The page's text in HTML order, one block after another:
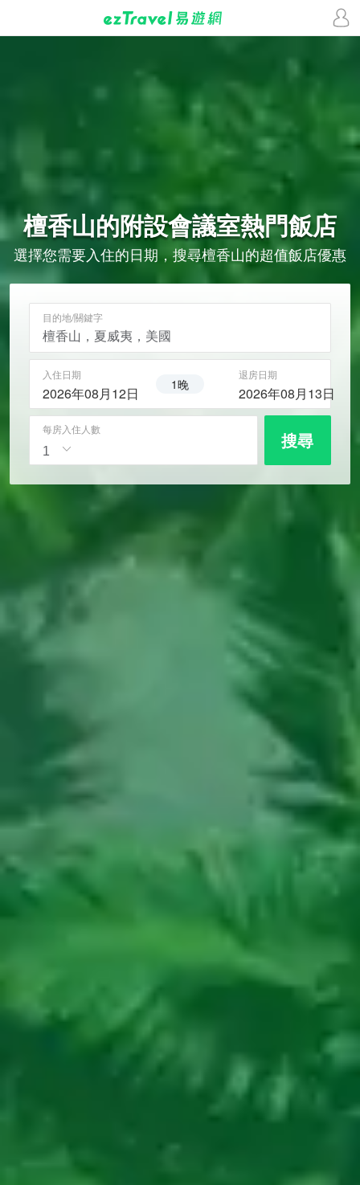
檀香山的附設會議室熱門飯店
選擇您需要入住的日期，搜尋檀香山的超值飯店優惠
目的地/關鍵字
入住日期
2026年08月12日 1晚
退房日期
2026年08月13日
每房入住人數 搜尋